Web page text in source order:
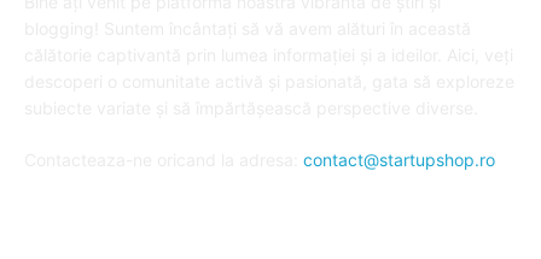
contact@startupshop.ro